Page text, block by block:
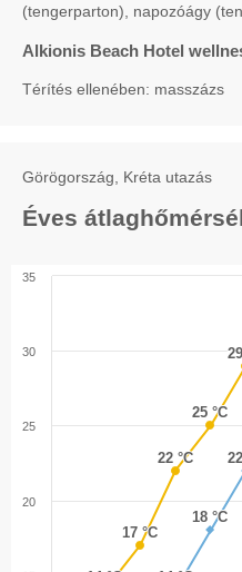
(tengerparton), napozóágy
Alkionis Beach Hotel
Térítés ellenében: masszázs
Görögország, Kréta utazás
Éves
17 °C
17 °C
22 °C
22 °C
25 °C
25 °C
18 °C
18 °C
20
25
30
35